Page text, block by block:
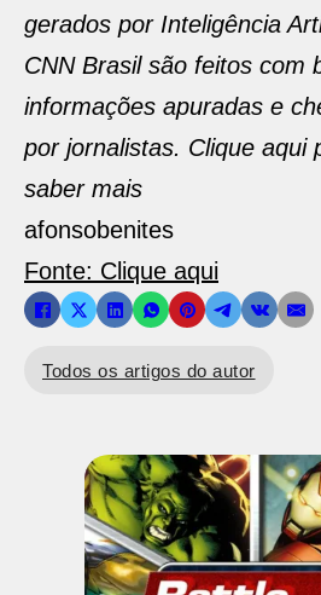
gerados por Inteligência
CNN Brasil são feitos com
informações apuradas e
por jornalistas. Clique aqui
saber mais
afonsobenites
Fonte: Clique aqui
Todos os artigos do autor